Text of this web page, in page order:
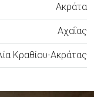
Ακράτα
Αχαΐας
Κραθίου-Ακράτας